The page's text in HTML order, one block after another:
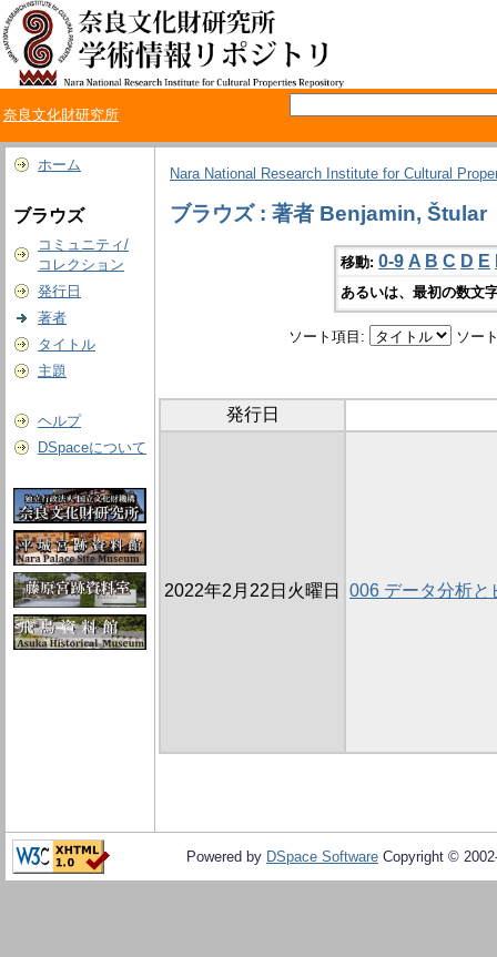
奈良文化財研究所
ホーム
ブラウズ
コミュニティ/
コレクション
発行日
著者
タイトル
主題
ヘルプ
DSpaceについて
Nara National Research Institute for Cultural
ブラウズ : 著者 Benjamin, Štular
移動: 0-9 A B C D E
あるいは、最初の数文
ソート項目: ソー
発行日
2022年2月22日火曜日 006 データ分析と
Powered by DSpace Software Copyright ©